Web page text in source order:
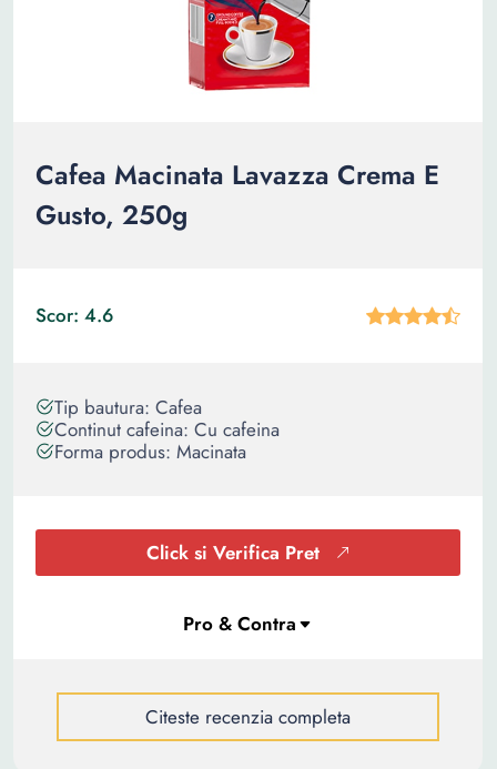
Cafea Macinata Lavazza Crema E
Gusto, 250g
Scor: 4.6
Tip bautura: Cafea
Continut cafeina: Cu cafeina
Forma produs: Macinata
Click si Verifica Pret
Citeste recenzia completa